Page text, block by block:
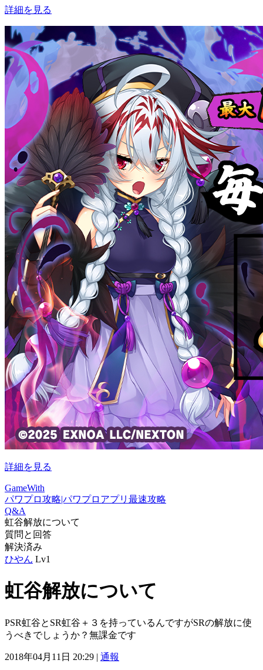
詳細を見る
詳細を見る
GameWith
パワプロ攻略|パワプロアプリ最速攻略
Q&A
虹谷解放について
質問と回答
解決済み
ひやん Lv1
虹谷解放について
PSR虹谷とSR虹谷＋３を持っているんですがSRの解放に使
うべきでしょうか？無課金です
2018年04月11日 20:29 | 通報